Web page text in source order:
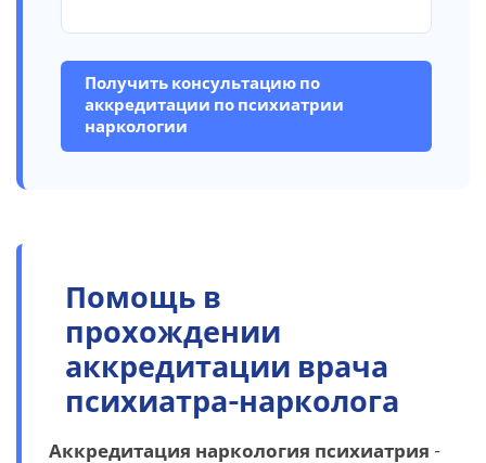
Получить консультацию по
аккредитации по психиатрии
наркологии
Помощь в
прохождении
аккредитации врача
психиатра-нарколога
Аккредитация наркология психиатрия -